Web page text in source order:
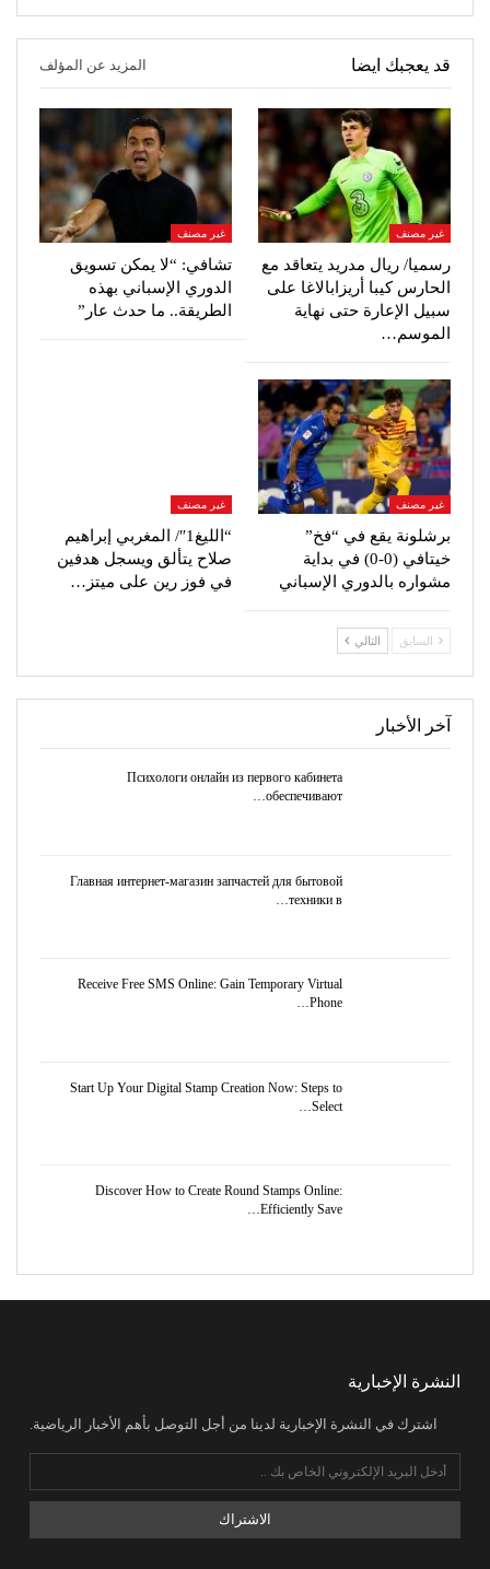
قد يعجبك ايضا المزيد عن المؤلف
غير مصنف
رسميا/ ريال مدريد يتعاقد مع
الحارس كيبا أريزابالاغا على
سبيل الإعارة حتى نهاية
الموسم…
غير مصنف
تشافي: “لا يمكن تسويق
الدوري الإسباني بهذه
الطريقة.. ما حدث عار”
غير مصنف
برشلونة يقع في “فخ”
خيتافي (0-0) في بداية
مشواره بالدوري الإسباني
غير مصنف
“الليغ1″/ المغربي إبراهيم
صلاح يتألق ويسجل هدفين
في فوز رين على ميتز…
السابق التالي
آخر الأخبار
Психологи онлайн из первого кабинета
обеспечивают…
Главная интернет-магазин запчастей для бытовой
техники в…
Receive Free SMS Online: Gain Temporary Virtual
Phone…
Start Up Your Digital Stamp Creation Now: Steps to
Select…
Discover How to Create Round Stamps Online:
Efficiently Save…
النشرة الإخبارية
اشترك في النشرة الإخبارية لدينا من أجل التوصل بأهم الأخبار الرياضية.
الاشتراك